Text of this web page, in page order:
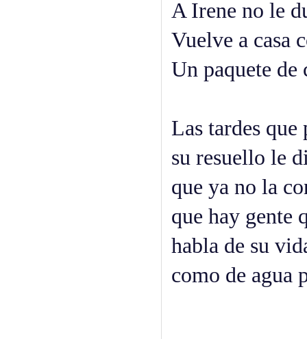
A Irene no le
Vuelve a casa
Un paquete de
Las tardes que
su resuello le
que ya no la
que hay gente
habla de su
como de agua